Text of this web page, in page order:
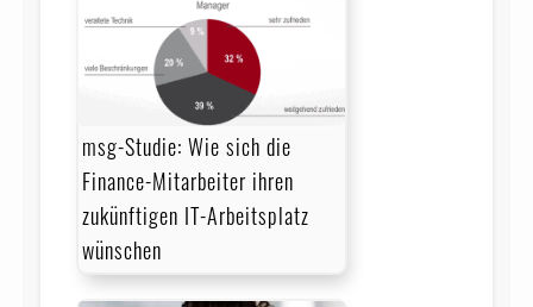
msg-Studie: Wie sich die
Finance-Mitarbeiter ihren
zukünftigen IT-Arbeitsplatz
wünschen